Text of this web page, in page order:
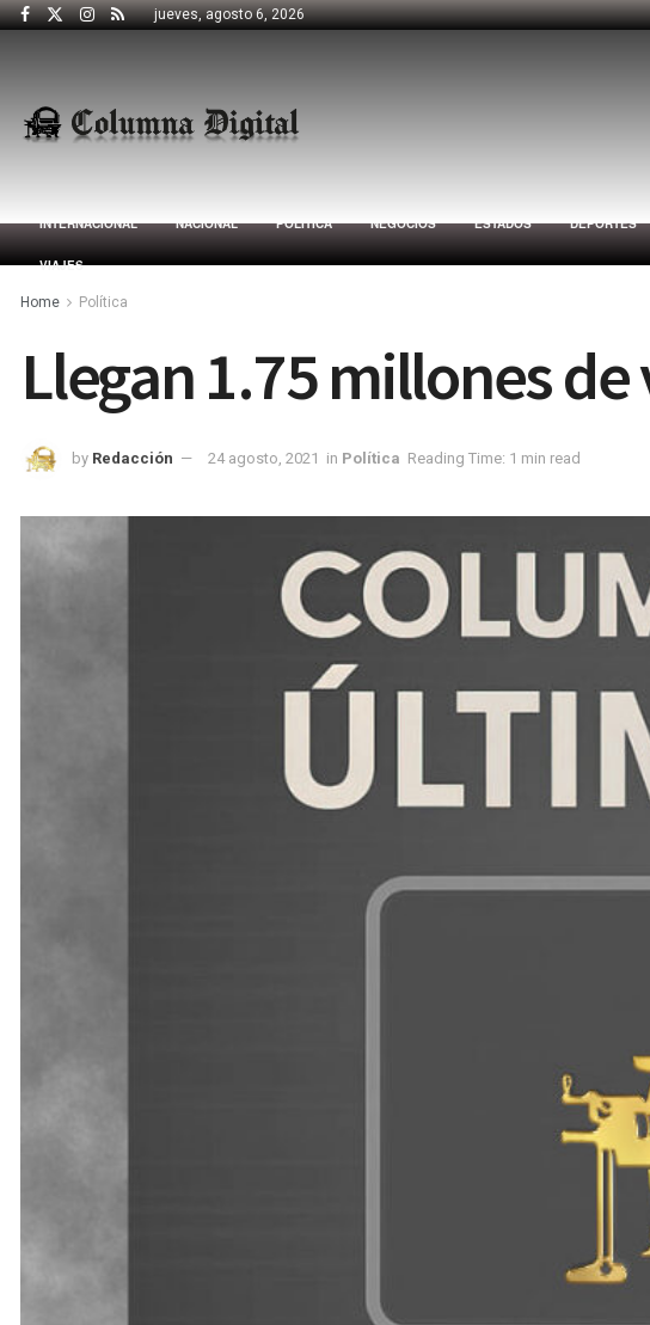
jueves, agosto 6, 2026
INTERNACIONAL NACIONAL POLÍTICA NEGOCIOS ESTADOS DEPORTES
VIAJES
Home Política
Llegan 1.75 millones
by Redacción 24 agosto, 2021 in Política Reading Time: 1 min read